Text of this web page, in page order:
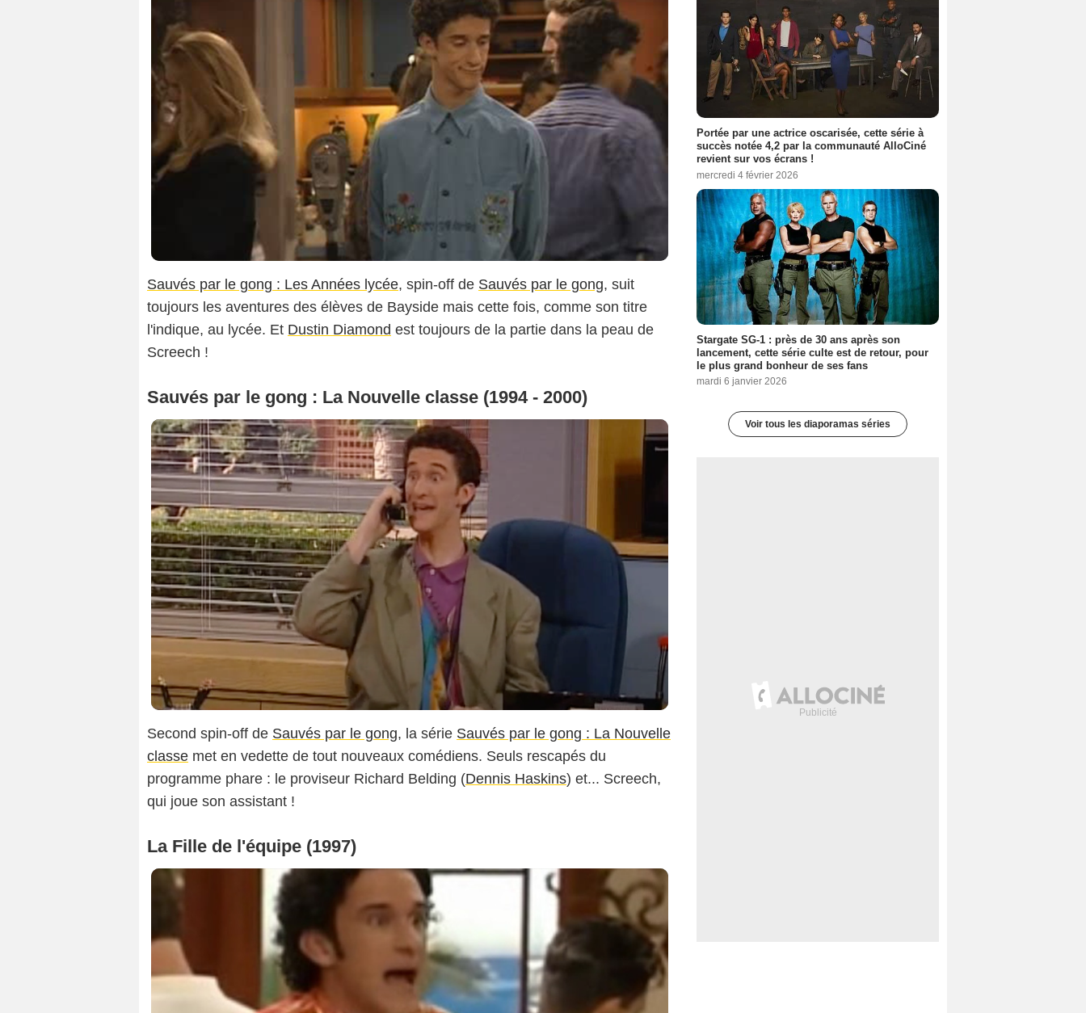
Sauvés par le gong : Les Années lycée, spin-off de Sauvés par le gong, suit
toujours les aventures des élèves de Bayside mais cette fois, comme son titre
l'indique, au lycée. Et Dustin Diamond est toujours de la partie dans la peau de
Screech !
Sauvés par le gong : La Nouvelle classe (1994 - 2000)
Second spin-off de Sauvés par le gong, la série Sauvés par le gong : La Nouvelle
classe met en vedette de tout nouveaux comédiens. Seuls rescapés du
programme phare : le proviseur Richard Belding (Dennis Haskins) et... Screech,
qui joue son assistant !
La Fille de l'équipe (1997)
Portée par une actrice oscarisée, cette série à
succès notée 4,2 par la communauté AlloCiné
revient sur vos écrans !
mercredi 4 février 2026
Stargate SG-1 : près de 30 ans après son
lancement, cette série culte est de retour, pour
le plus grand bonheur de ses fans
mardi 6 janvier 2026
Voir tous les diaporamas séries